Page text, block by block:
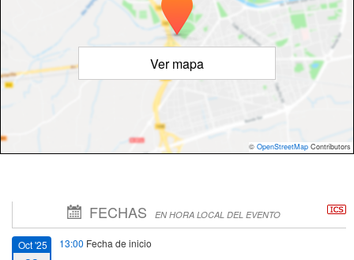
Ver mapa
© OpenStreetMap Contributors
FECHAS EN HORA LOCAL DEL EVENTO
Oct '25 13:00 Fecha de inicio